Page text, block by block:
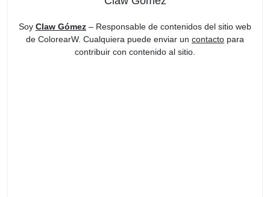
Soy Claw Gómez – Responsable de contenidos del sitio web
de ColorearW. Cualquiera puede enviar un contacto para
contribuir con contenido al sitio.